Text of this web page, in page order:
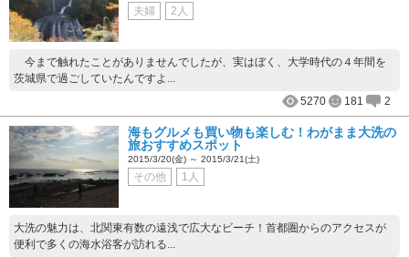
夫婦 2人
今まで触れたことがありませんでしたが、実はぼく、大学時代の４年間を
茨城県で過ごしていたんですよ...
5270
181 2
海もグルメも買い物も楽しむ！わがまま大洗の
旅おすすめスポット
2015/3/20(金) ～ 2015/3/21(土)
その他 1人
大洗の魅力は、北関東有数の遠浅で広大なビーチ！首都圏からのアクセスが
便利で多くの海水浴客が訪れる...